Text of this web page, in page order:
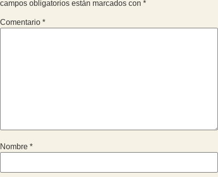
campos obligatorios están marcados con *
Comentario *
Nombre *